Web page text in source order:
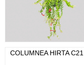
COLUMNEA HIRTA C21